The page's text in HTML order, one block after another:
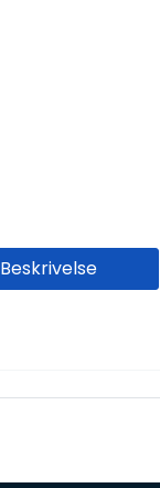
Beskrivelse